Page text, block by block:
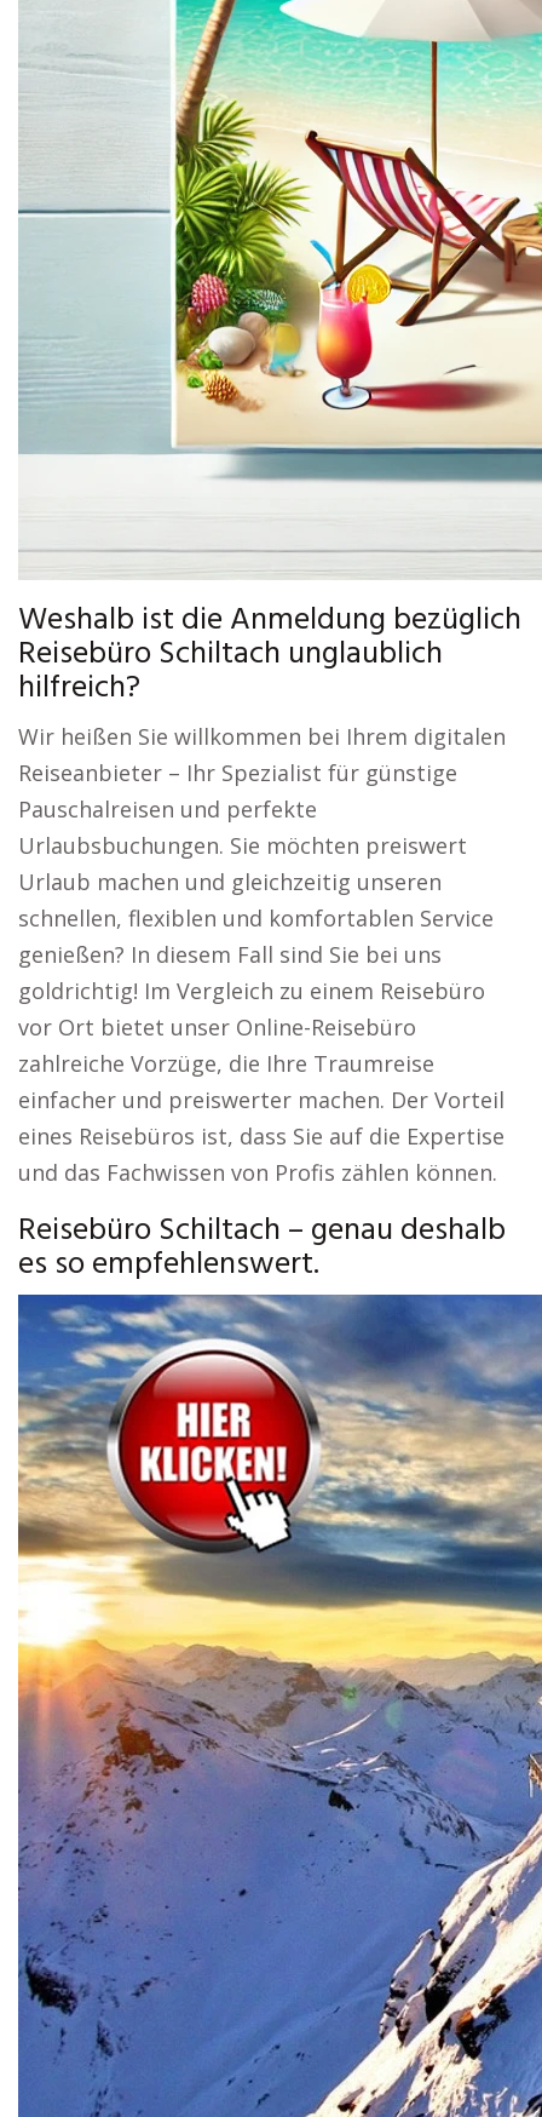
Weshalb ist die Anmeldung bezüglich
Reisebüro Schiltach unglaublich
hilfreich?
Wir heißen Sie willkommen bei Ihrem digitalen
Reiseanbieter – Ihr Spezialist für günstige
Pauschalreisen und perfekte
Urlaubsbuchungen. Sie möchten preiswert
Urlaub machen und gleichzeitig unseren
schnellen, flexiblen und komfortablen Service
genießen? In diesem Fall sind Sie bei uns
goldrichtig! Im Vergleich zu einem Reisebüro
vor Ort bietet unser Online-Reisebüro
zahlreiche Vorzüge, die Ihre Traumreise
einfacher und preiswerter machen. Der Vorteil
eines Reisebüros ist, dass Sie auf die Expertise
und das Fachwissen von Profis zählen können.
Reisebüro Schiltach – genau deshalb
es so empfehlenswert.